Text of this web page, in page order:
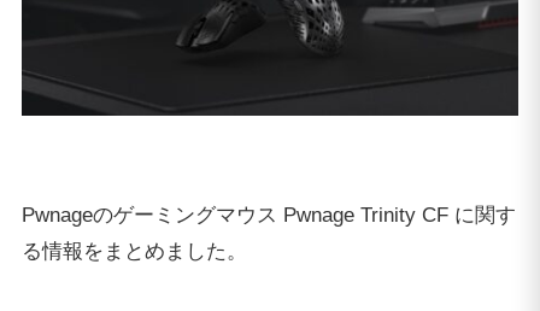
Pwnageのゲーミングマウス Pwnage Trinity CF に関す
る情報をまとめました。